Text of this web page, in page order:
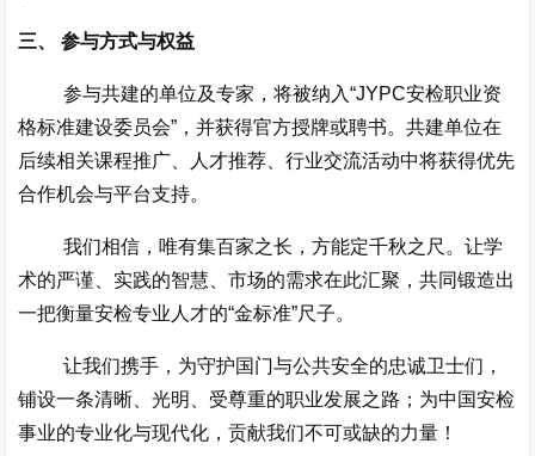
三、 参与方式与权益
参与共建的单位及专家，将被纳入“JYPC安检职业资
格标准建设委员会” ，并获得官方授牌或聘书。共建单位在
后续相关课程推广、人才推荐、行业交流活动中将获得优先
合作机会与平台支持。
我们相信，唯有集百家之长，方能定千秋之尺。让学
术的严谨、实践的智慧、市场的需求在此汇聚，共同锻造出
一把衡量安检专业人才的“金标准”尺子。
让我们携手，为守护国门与公共安全的忠诚卫士们，
铺设一条清晰、光明、受尊重的职业发展之路；为中国安检
事业的专业化与现代化，贡献我们不可或缺的力量！